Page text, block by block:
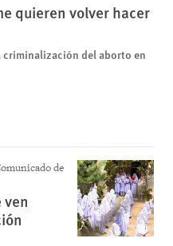
quieren volver hacer
criminalización del aborto en
de